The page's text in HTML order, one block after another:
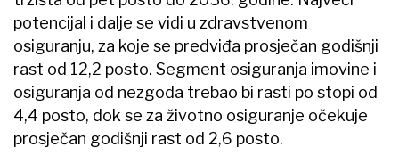
potencijal i dalje se vidi u zdravstvenom
osiguranju, za koje se predviđa prosječan godišnji
rast od 12,2 posto. Segment osiguranja imovine i
osiguranja od nezgoda trebao bi rasti po stopi od
4,4 posto, dok se za životno osiguranje očekuje
prosječan godišnji rast od 2,6 posto.